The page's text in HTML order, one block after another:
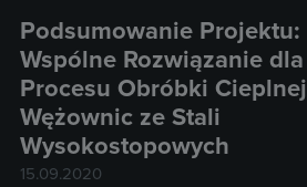
Podsumowanie Projektu:
Wspólne Rozwiązanie dla
Procesu Obróbki Cieplnej
Wężownic ze Stali
Wysokostopowych
15.09.2020